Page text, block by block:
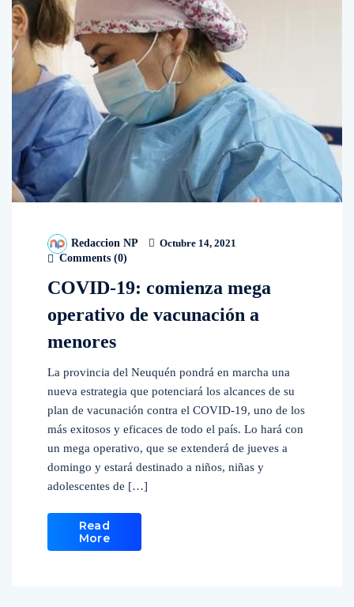
Redaccion NP
Octubre 14, 2021
Comments (0)
COVID-19: comienza mega
operativo de vacunación a
menores
La provincia del Neuquén pondrá en marcha una
nueva estrategia que potenciará los alcances de su
plan de vacunación contra el COVID-19, uno de los
más exitosos y eficaces de todo el país. Lo hará con
un mega operativo, que se extenderá de jueves a
domingo y estará destinado a niños, niñas y
adolescentes de […]
Read
More